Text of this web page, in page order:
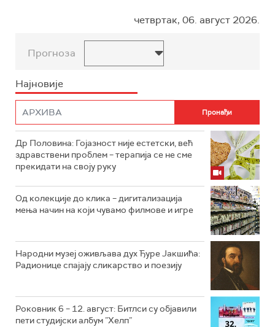
четвртак, 06. август 2026.
Прогноза
Најновије
Др Половина: Гојазност није естетски, већ
здравствени проблем – терапија се не сме
прекидати на своју руку
Од колекције до клика – дигитализација
мења начин на који чувамо филмове и игре
Народни музеј оживљава дух Ђуре Јакшића:
Радионице спајају сликарство и поезију
Роковник 6 – 12. август: Битлси су објавили
пети студијски албум ”Хелп”